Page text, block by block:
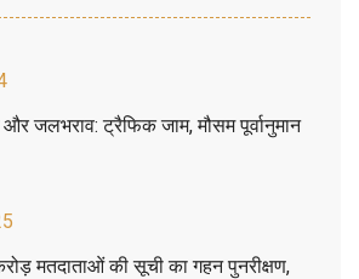
और जलभराव: ट्रैफिक जाम, मौसम पूर्वानुमान
मतदाताओं की सूची का गहन पुनरीक्षण,